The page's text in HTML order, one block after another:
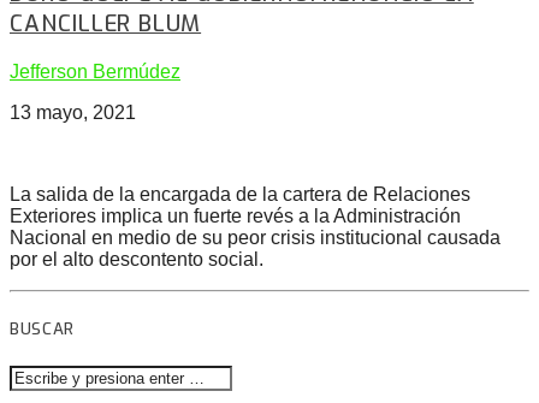
CANCILLER BLUM
Jefferson Bermúdez
13 mayo, 2021
La salida de la encargada de la cartera de Relaciones
Exteriores implica un fuerte revés a la Administración
Nacional en medio de su peor crisis institucional causada
por el alto descontento social.
BUSCAR